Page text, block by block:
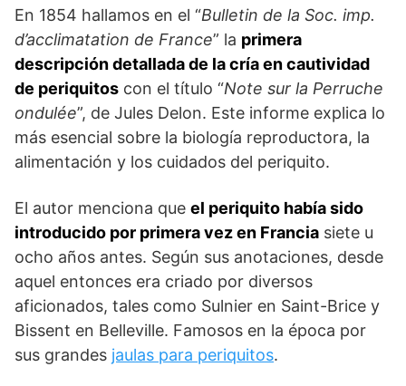
En 1854 hallamos en el “Bulletin de la Soc. imp.
d’acclimatation de France” la primera
descripción detallada de la cría en cautividad
de periquitos con el título “Note sur la Perruche
ondulée”, de Jules Delon. Este informe explica lo
más esencial sobre la biología reproductora, la
alimentación y los cuidados del periquito.
El autor menciona que el periquito había sido
introducido por primera vez en Francia siete u
ocho años antes. Según sus anotaciones, desde
aquel entonces era criado por diversos
aficionados, tales como Sulnier en Saint-Brice y
Bissent en Belleville. Famosos en la época por
sus grandes jaulas para periquitos.